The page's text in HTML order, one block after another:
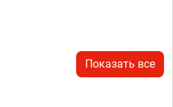
Показать все